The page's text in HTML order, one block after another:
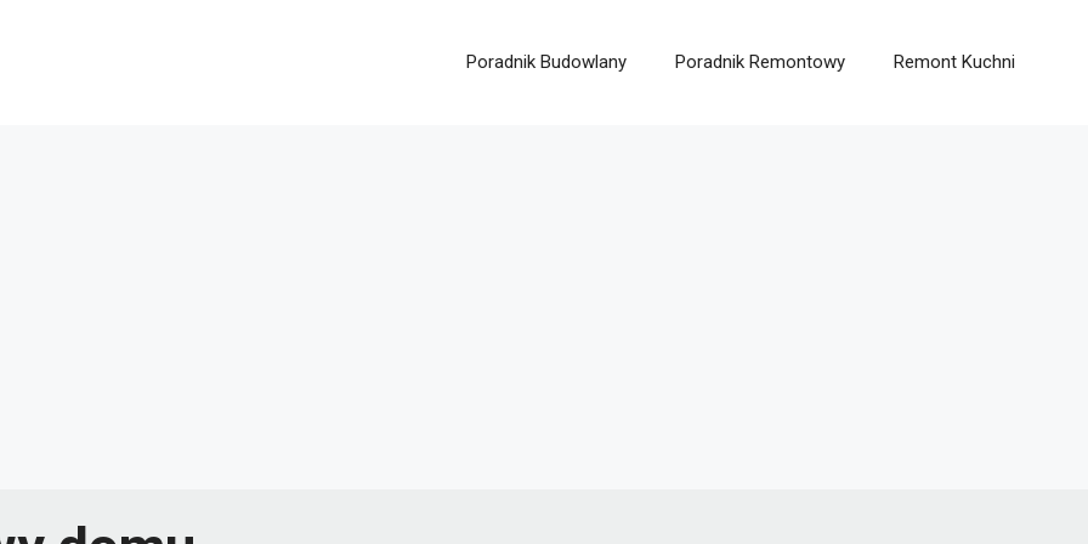
Poradnik Budowlany Poradnik Remontowy Remont Kuchni